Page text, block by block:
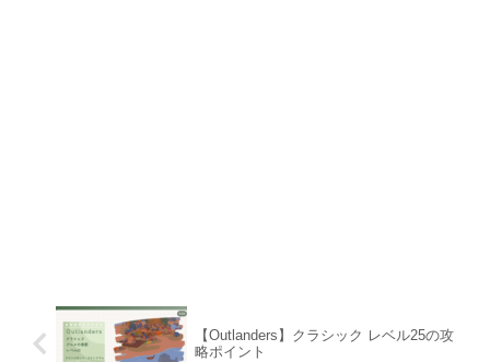
【Outlanders】クラシック レベル25の攻
略ポイント